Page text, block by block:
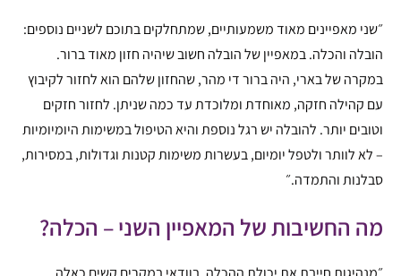
״שני מאפיינים מאוד משמעותיים, שמתחלקים בתוכם לשניים נוספים:
הובלה והכלה. במאפיין של הובלה חשוב שיהיה חזון מאוד ברור.
במקרה של בארי, היה ברור די מהר, שהחזון שלהם הוא לחזור לקיבוץ
עם קהילה חזקה, מאוחדת ומלוכדת עד כמה שניתן. לחזור חזקים
וטובים יותר. להובלה יש רגל נוספת והיא הטיפול במשימות היומיומיות
– לא לוותר ולטפל יומיום, בעשרות משימות קטנות וגדולות, במסירות,
סבלנות והתמדה.״
מה החשיבות של המאפיין השני – הכלה?